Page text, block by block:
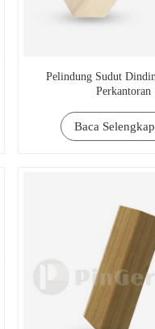
Pelindung Sudut
Perkantoran
Baca